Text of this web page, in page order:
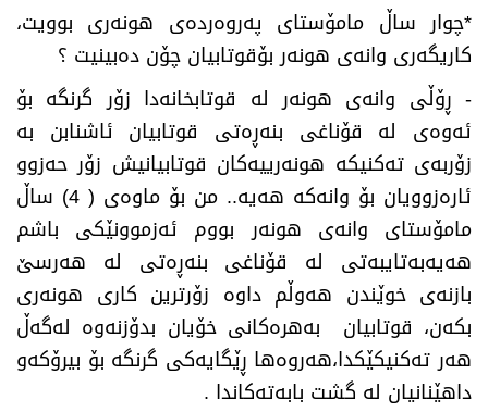
*چوار ساڵ مامۆستای په‌روه‌رده‌ی هونه‌ری بوویت،
كاریگه‌ری وانه‌ی هونه‌ر بۆقوتابیان چۆن ده‌بینیت ؟
- ڕۆڵی وانه‌ی هونه‌ر له‌ قوتابخانه‌دا زۆر گرنگه‌ بۆ
ئه‌وه‌ی له‌ قۆناغی بنه‌ڕه‌تی قوتابیان ئاشنابن به‌
زۆربه‌ی ته‌كنیكه‌ هونه‌رییه‌كان قوتابیانیش زۆر حه‌زوو
ئاره‌زوویان بۆ وانه‌كه‌ هه‌یه‌.. من بۆ ماوه‌ی ( 4) ساڵ
مامۆستای وانه‌ی هونه‌ر بووم ئه‌زموونێكی باشم
هه‌یه‌به‌تایبه‌تی له‌ قۆناغی بنه‌ڕه‌تی له‌ هه‌رسێ
بازنه‌ی خوێندن هه‌وڵم داوه‌ زۆرترین كاری هونه‌ری
بكه‌ن، قوتابیان به‌هره‌كانی خۆیان بدۆزنه‌وه‌ له‌گه‌ڵ
هه‌ر ته‌كنیكێكدا،هه‌روه‌ها ڕێگایه‌كی گرنگه‌ بۆ بیرۆكه‌و
داهێنانیان له‌ گشت بابه‌ته‌كاندا .